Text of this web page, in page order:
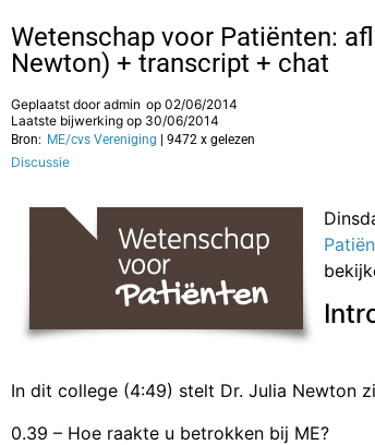
Wetenschap voor Patiënten:
Newton) + transcript + chat
Geplaatst dooradmin op 02/06/2014
Laatste bijwerking op 30/06/2014
Bron: ME/cvs Vereniging | 9472 x gelezen
Discussie
In dit college (4:49) stelt Dr. Julia Newton
0.39 – Hoe raakte u betrokken bij ME?